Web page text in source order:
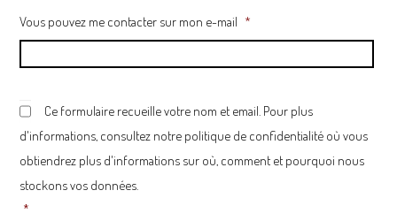
Vous pouvez me contacter sur mon e-mail *
o
s
e
t
*
Ce formulaire recueille votre nom et email. Pour plus
d'informations, consultez notre politique de confidentialité où vous
obtiendrez plus d'informations sur où, comment et pourquoi nous
stockons vos données.
*